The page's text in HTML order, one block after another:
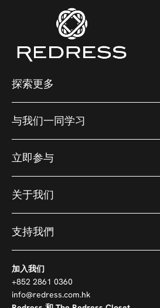
探索更多
与我们一同学习
立即参与
关于我们
支持我們
加入我们
+852 2861 0360
info@redress.com.hk